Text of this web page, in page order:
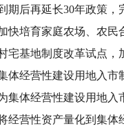
期后再延长30年政策，
快培育家庭农场、农
基地制度改革试点
经营性建设用地入
体经营性建设用地
营性资产量化到集